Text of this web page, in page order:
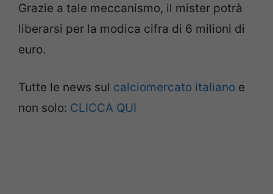
Grazie a tale meccanismo, il mister potrà
liberarsi per la modica cifra di 6 milioni di
euro.
Tutte le news sul calciomercato italiano e
non solo: CLICCA QUI